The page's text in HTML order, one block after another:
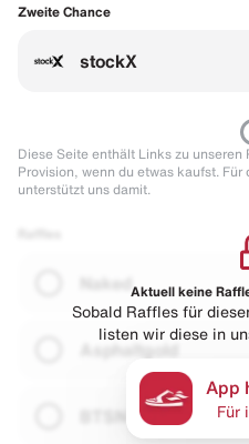
Zweite Chance
stockX
Diese Seite enthält Links zu unseren
Provision, wenn du etwas kaufst.
unterstützt uns damit.
Naked
Asphaltgold
Aktuell keine
Sobald Raffles für
listen wir diese in
App
Für